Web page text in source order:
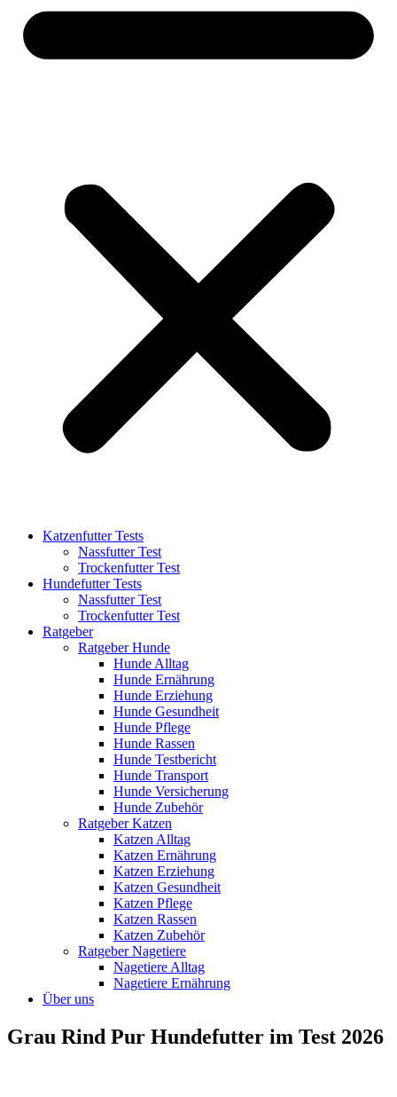
Katzenfutter Tests
Nassfutter Test
Trockenfutter Test
Hundefutter Tests
Nassfutter Test
Trockenfutter Test
Ratgeber
Ratgeber Hunde
Hunde Alltag
Hunde Ernährung
Hunde Erziehung
Hunde Gesundheit
Hunde Pflege
Hunde Rassen
Hunde Testbericht
Hunde Transport
Hunde Versicherung
Hunde Zubehör
Ratgeber Katzen
Katzen Alltag
Katzen Ernährung
Katzen Erziehung
Katzen Gesundheit
Katzen Pflege
Katzen Rassen
Katzen Zubehör
Ratgeber Nagetiere
Nagetiere Alltag
Nagetiere Ernährung
Über uns
Grau Rind Pur Hundefutter im Test 2026